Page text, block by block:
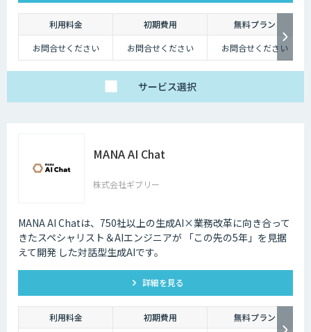
利用料金 初期費用
無料プラン
お問合せください
お問合せください お問合せください
サービス選択
MANA AI Chat
株式会社ギブリー
MANA AI Chatは、750社以上の生成AI×業務改革に向き合って
きたスペシャリスト＆AIエンジニアが 「この先の5年」を見据
えて開発 した対話型生成AIです。
詳細を見る
利用料金 初期費用
無料プラン